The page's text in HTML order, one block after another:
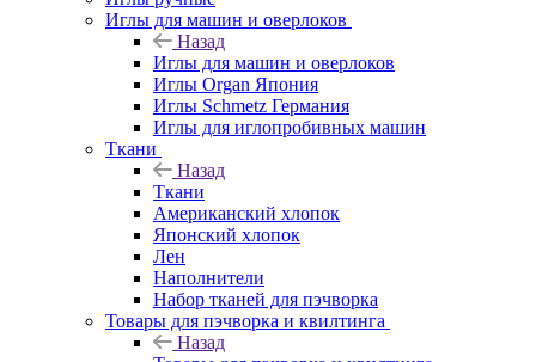
Иглы для машин и оверлоков
Назад
Иглы для машин и оверлоков
Иглы Organ Япония
Иглы Schmetz Германия
Иглы для иглопробивных машин
Ткани
Назад
Ткани
Американский хлопок
Японский хлопок
Лен
Наполнители
Набор тканей для пэчворка
Товары для пэчворка и квилтинга
Назад